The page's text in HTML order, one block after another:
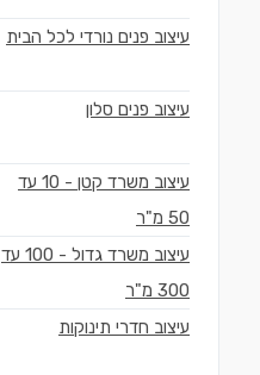
עיצוב פנים נורדי לכל הבית
עיצוב פנים סלון
עיצוב משרד קטן - 10 עד
50 מ"ר
עיצוב משרד גדול - 100 עד
300 מ"ר
עיצוב חדרי תינוקות